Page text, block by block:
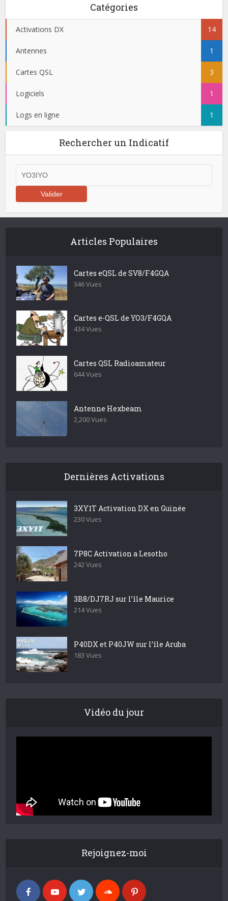
Catégories
Activations DX 14
Antennes 1
Cartes QSL 3
Logiciels 1
Logs en ligne 1
Rechercher un Indicatif
Articles Populaires
Cartes eQSL de SV8/F4GQA
346 Vues
Cartes e-QSL de YO3/F4GQA
434 Vues
Cartes QSL Radioamateur
644 Vues
Antenne Hexbeam
2,200 Vues
Dernières Activations
3XY1T Activation DX en Guinée
230 Vues
7P8C Activation a Lesotho
242 Vues
3B8/DJ7RJ sur l’île Maurice
214 Vues
P40DX et P40JW sur l’île Aruba
183 Vues
Vidéo du jour
Rejoignez-moi